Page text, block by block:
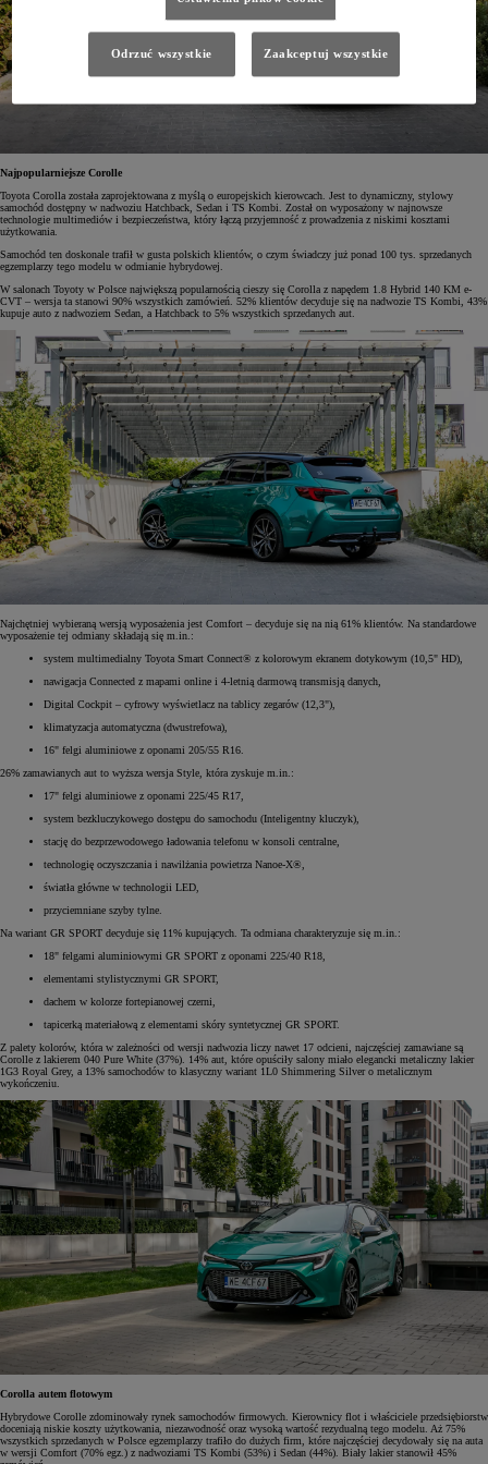
Najpopularniejsze Corolle
Toyota Corolla została zaprojektowana z myślą o europejskich kierowcach. Jest to dynamiczny, stylowy
samochód dostępny w nadwoziu Hatchback, Sedan i TS Kombi. Został on wyposażony w najnowsze
technologie multimediów i bezpieczeństwa, który łączą przyjemność z prowadzenia z niskimi kosztami
użytkowania.
Samochód ten doskonale trafił w gusta polskich klientów, o czym świadczy już ponad 100 tys. sprzedanych
egzemplarzy tego modelu w odmianie hybrydowej.
W salonach Toyoty w Polsce największą popularnością cieszy się Corolla z napędem 1.8 Hybrid 140 KM e-
CVT – wersja ta stanowi 90% wszystkich zamówień. 52% klientów decyduje się na nadwozie TS Kombi, 43%
kupuje auto z nadwoziem Sedan, a Hatchback to 5% wszystkich sprzedanych aut.
Najchętniej wybieraną wersją wyposażenia jest Comfort – decyduje się na nią 61% klientów. Na standardowe
wyposażenie tej odmiany składają się m.in.:
system multimedialny Toyota Smart Connect® z kolorowym ekranem dotykowym (10,5" HD),
nawigacja Connected z mapami online i 4-letnią darmową transmisją danych,
Digital Cockpit – cyfrowy wyświetlacz na tablicy zegarów (12,3"),
klimatyzacja automatyczna (dwustrefowa),
16" felgi aluminiowe z oponami 205/55 R16.
26% zamawianych aut to wyższa wersja Style, która zyskuje m.in.:
17" felgi aluminiowe z oponami 225/45 R17,
system bezkluczykowego dostępu do samochodu (Inteligentny kluczyk),
stację do bezprzewodowego ładowania telefonu w konsoli centralne,
technologię oczyszczania i nawilżania powietrza Nanoe-X®,
światła główne w technologii LED,
przyciemniane szyby tylne.
Na wariant GR SPORT decyduje się 11% kupujących. Ta odmiana charakteryzuje się m.in.:
18" felgami aluminiowymi GR SPORT z oponami 225/40 R18,
elementami stylistycznymi GR SPORT,
dachem w kolorze fortepianowej czerni,
tapicerką materiałową z elementami skóry syntetycznej GR SPORT.
Z palety kolorów, która w zależności od wersji nadwozia liczy nawet 17 odcieni, najczęściej zamawiane są
Corolle z lakierem 040 Pure White (37%). 14% aut, które opuściły salony miało elegancki metaliczny lakier
1G3 Royal Grey, a 13% samochodów to klasyczny wariant 1L0 Shimmering Silver o metalicznym
wykończeniu.
Corolla autem flotowym
Hybrydowe Corolle zdominowały rynek samochodów firmowych. Kierownicy flot i właściciele przedsiębiorstw
doceniają niskie koszty użytkowania, niezawodność oraz wysoką wartość rezydualną tego modelu. Aż 75%
wszystkich sprzedanych w Polsce egzemplarzy trafiło do dużych firm, które najczęściej decydowały się na auta
w wersji Comfort (70% egz.) z nadwoziami TS Kombi (53%) i Sedan (44%). Biały lakier stanowił 45%
Odrzuć wszystkie Zaakceptuj wszystkie